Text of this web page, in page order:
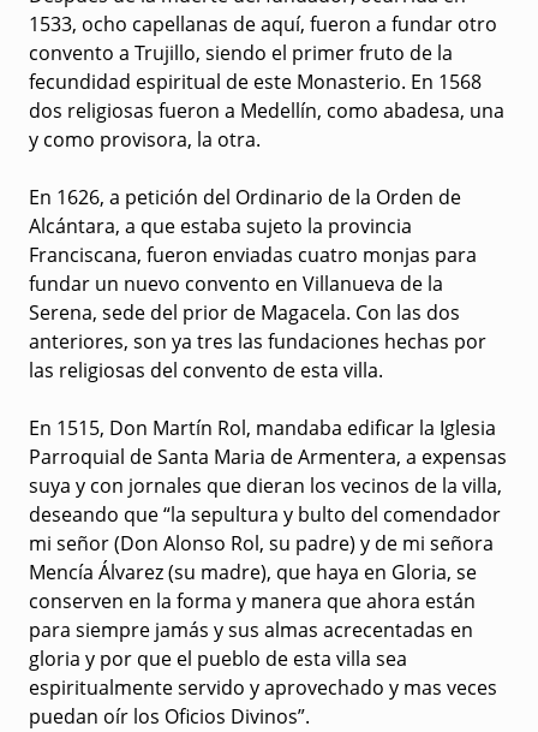
1533, ocho capellanas de aquí, fueron a fundar otro
convento a Trujillo, siendo el primer fruto de la
fecundidad espiritual de este Monasterio. En 1568
dos religiosas fueron a Medellín, como abadesa, una
y como provisora, la otra.
En 1626, a petición del Ordinario de la Orden de
Alcántara, a que estaba sujeto la provincia
Franciscana, fueron enviadas cuatro monjas para
fundar un nuevo convento en Villanueva de la
Serena, sede del prior de Magacela. Con las dos
anteriores, son ya tres las fundaciones hechas por
las religiosas del convento de esta villa.
En 1515, Don Martín Rol, mandaba edificar la Iglesia
Parroquial de Santa Maria de Armentera, a expensas
suya y con jornales que dieran los vecinos de la villa,
deseando que “la sepultura y bulto del comendador
mi señor (Don Alonso Rol, su padre) y de mi señora
Mencía Álvarez (su madre), que haya en Gloria, se
conserven en la forma y manera que ahora están
para siempre jamás y sus almas acrecentadas en
gloria y por que el pueblo de esta villa sea
espiritualmente servido y aprovechado y mas veces
puedan oír los Oficios Divinos”.